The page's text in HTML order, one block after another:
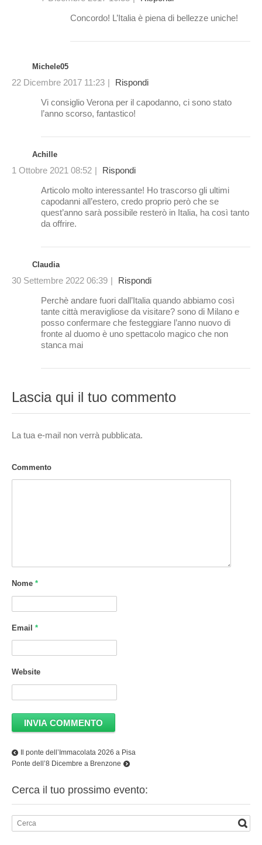
Concordo! L’Italia è piena di bellezze uniche!
Michele05
22 Dicembre 2017 11:23 |
Rispondi
Vi consiglio Verona per il capodanno, ci sono stato
l’anno scorso, fantastico!
Achille
1 Ottobre 2021 08:52 |
Rispondi
Articolo molto interessante! Ho trascorso gli ultimi
capodanni all’estero, credo proprio però che se
quest’anno sarà possibile resterò in Italia, ha così tanto
da offrire.
Claudia
30 Settembre 2022 06:39 |
Rispondi
Perchè andare fuori dall’Italia quando abbiamo così
tante città meravigliose da visitare? sono di Milano e
posso confermare che festeggiare l’anno nuovo di
fronte al duomo è uno spettacolo magico che non
stanca mai
Lascia qui il tuo commento
La tua e-mail non verrà pubblicata.
Commento
Nome *
Email *
Website
Il ponte dell’Immacolata 2026 a Pisa
Ponte dell’8 Dicembre a Brenzone
Cerca il tuo prossimo evento: